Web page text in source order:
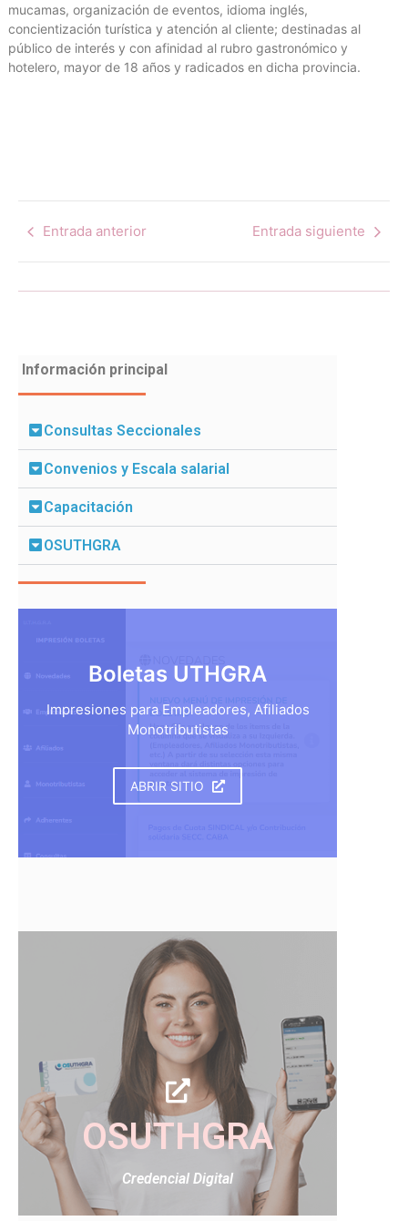
mucamas, organización de eventos, idioma inglés,
concientización turística y atención al cliente; destinadas al
público de interés y con afinidad al rubro gastronómico y
hotelero, mayor de 18 años y radicados en dicha provincia.
Entrada anterior Entrada siguiente
Información principal
Consultas Seccionales
Convenios y Escala salarial
Capacitación
OSUTHGRA
Boletas UTHGRA
Impresiones para Empleadores, Afiliados
Monotributistas
ABRIR SITIO
OSUTHGRA
Credencial Digital